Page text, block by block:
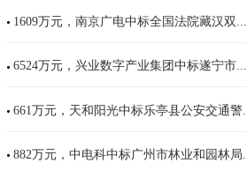
1609万元，南京广电中标全国法院藏汉双...
6524万元，兴业数字产业集团中标遂宁市...
661万元，天和阳光中标乐亭县公安交通警...
882万元，中电科中标广州市林业和园林局...